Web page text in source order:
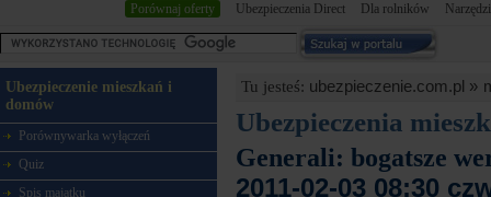
Porównaj oferty Ubezpieczenia Direct Dla rolników
Ubezpieczenie mieszkań i
domów
Porównywarka wyłączeń
Quiz
Spis majątku
Tu jesteś: ubezpieczenie.com.pl »
Ubezpieczenia
Generali: bogatsze
2011-02-03 08:30